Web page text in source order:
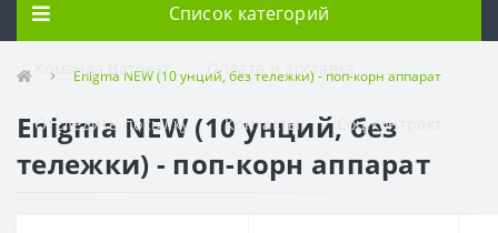
Список категорий
Команда Ватокат Оплата и доставка
Отследить посылку Контакты Соц.контракт
Enigma NEW (10 унций, без тележки) - поп-корн аппарат
Enigma NEW (10 унций, без
тележки) - поп-корн аппарат